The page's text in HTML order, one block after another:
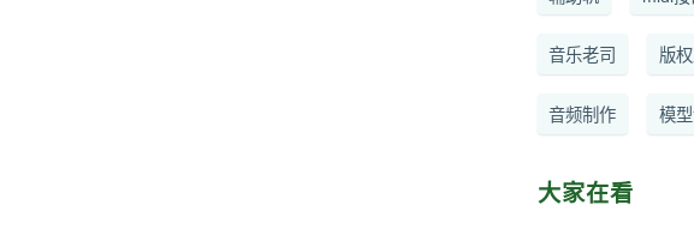
音乐老司 版
音频制作 模
大家在看